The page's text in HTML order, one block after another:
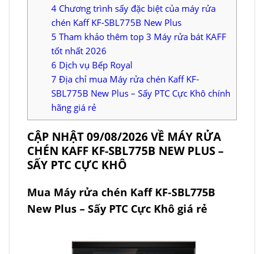
4 Chương trình sấy đặc biệt của máy rửa
chén Kaff KF-SBL775B New Plus
5 Tham khảo thêm top 3 Máy rửa bát KAFF
tốt nhất 2026
6 Dịch vụ Bếp Royal
7 Địa chỉ mua Máy rửa chén Kaff KF-
SBL775B New Plus – Sấy PTC Cực Khô chính
hãng giá rẻ
CẬP NHẬT 09/08/2026 VỀ MÁY RỬA
CHÉN KAFF KF-SBL775B NEW PLUS –
SẤY PTC CỰC KHÔ
Mua Máy rửa chén Kaff KF-SBL775B
New Plus – Sấy PTC Cực Khô giá rẻ